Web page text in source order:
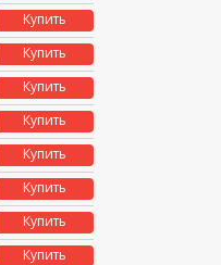
Купить
Купить
Купить
Купить
Купить
Купить
Купить
Купить